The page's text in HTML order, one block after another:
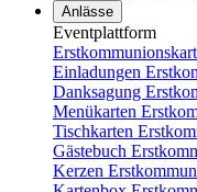
Anlässe
Eventplattform
Einladungen
Danksagung
Menükarten
Tischkarten
Gästebuch
Kerzen